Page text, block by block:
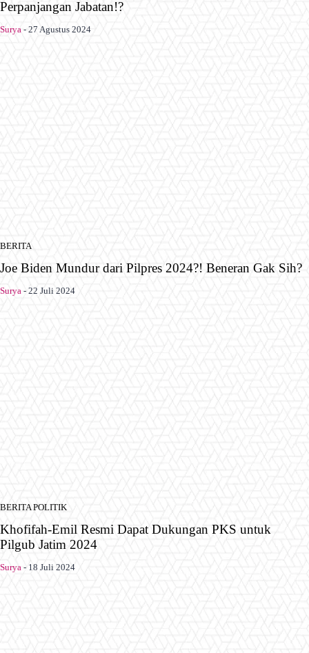
Perpanjangan Jabatan!?
Surya - 27 Agustus 2024
BERITA
Joe Biden Mundur dari Pilpres 2024?! Beneran Gak Sih?
Surya - 22 Juli 2024
BERITA POLITIK
Khofifah-Emil Resmi Dapat Dukungan PKS untuk
Pilgub Jatim 2024
Surya - 18 Juli 2024